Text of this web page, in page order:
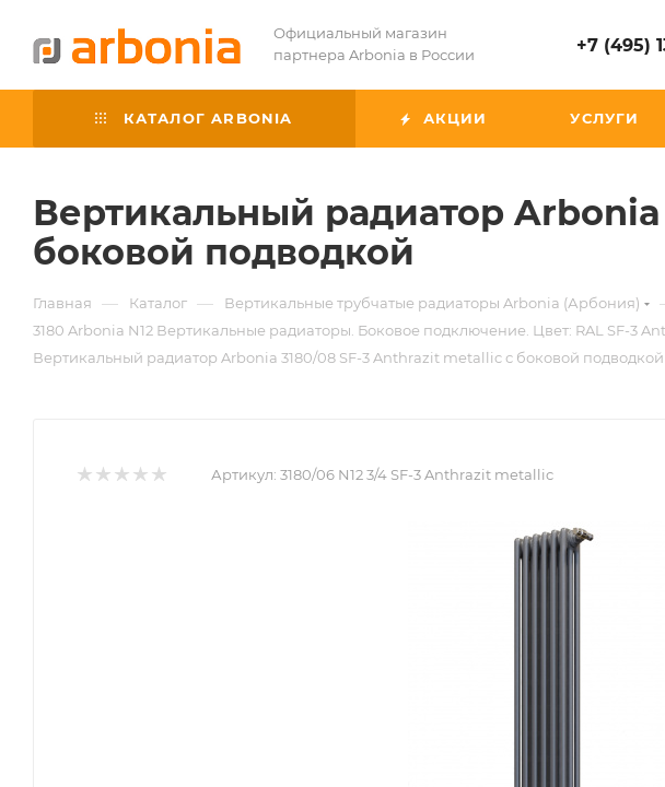
Официальный магазин
партнера Arbonia в России
+7 (495)
КАТАЛОГ ARBONIA АКЦИИ УСЛУГИ
Вертикальный радиатор
боковой подводкой
Главная — Каталог — Вертикальные трубчатые радиаторы Arbonia (Арбония)
3180 Arbonia N12 Вертикальные радиаторы. Боковое подключение. Цвет: RAL SF-3
Вертикальный радиатор Arbonia 3180/08 SF-3 Anthrazit metallic с боковой подводкой
Артикул: 3180/06 N12 3/4 SF-3 Anthrazit metallic